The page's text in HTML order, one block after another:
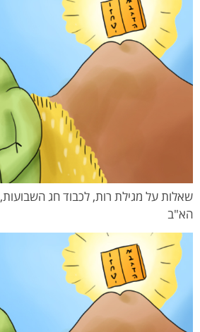
שאלות על מגילת רות, לכבוד חג
הא"ב